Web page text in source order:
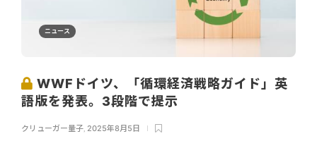
ニュース
WWFドイツ、「循環経済戦略ガイド」英
語版を発表。3段階で提示
クリューガー量子, 2025年8月5日